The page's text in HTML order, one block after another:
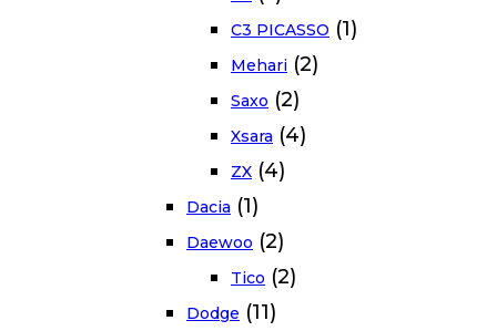
C3 PICASSO (1)
Mehari (2)
Saxo (2)
Xsara (4)
ZX (4)
Dacia (1)
Daewoo (2)
Tico (2)
Dodge (11)